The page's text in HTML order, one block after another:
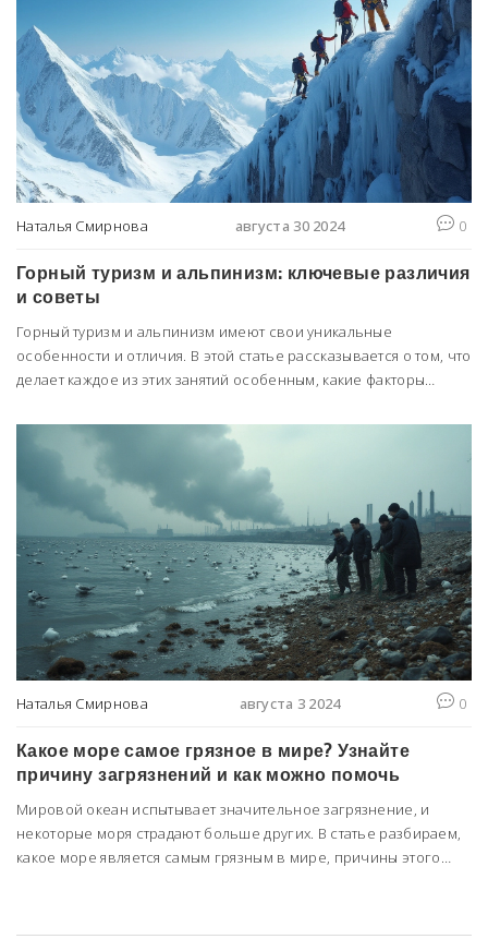
Наталья Смирнова августа 30 2024 0
Горный туризм и альпинизм: ключевые различия
и советы
Горный туризм и альпинизм имеют свои уникальные
особенности и отличия. В этой статье рассказывается о том, что
делает каждое из этих занятий особенным, какие факторы
для начинающих и опытных туристов и альпинистов.
Наталья Смирнова августа 3 2024 0
Какое море самое грязное в мире? Узнайте
причину загрязнений и как можно помочь
Мировой океан испытывает значительное загрязнение, и
некоторые моря страдают больше других. В статье разбираем,
какое море является самым грязным в мире, причины этого